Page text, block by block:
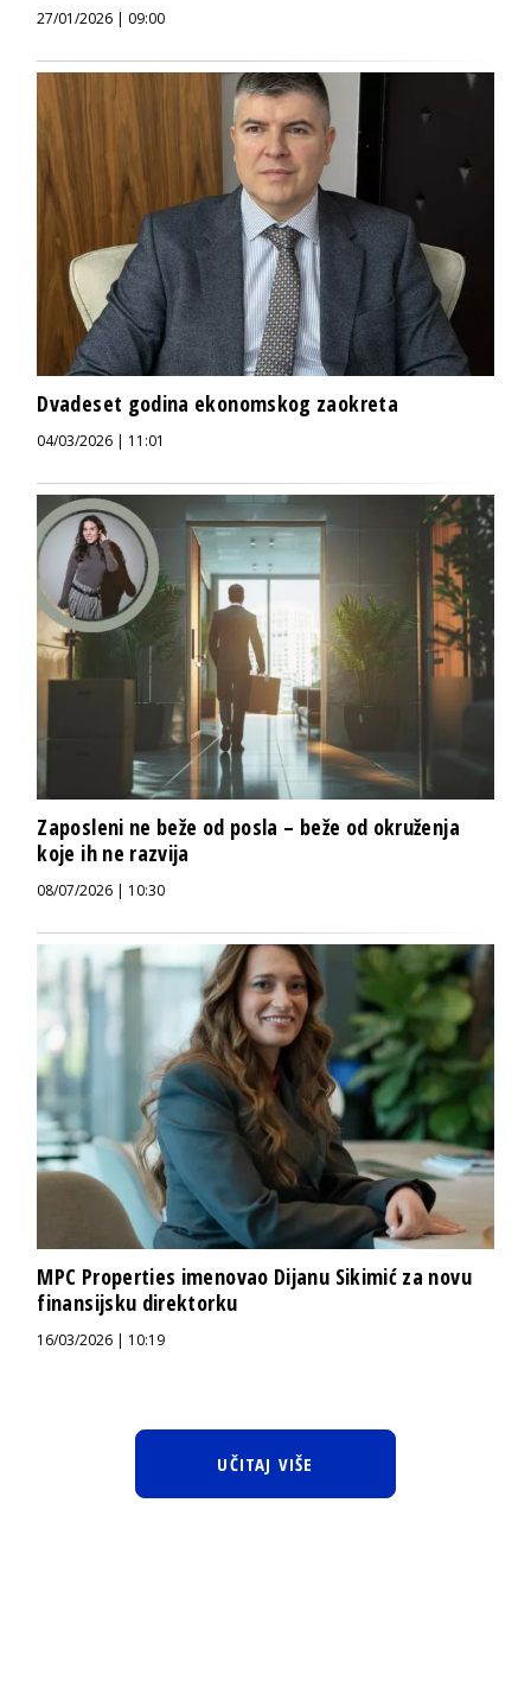
27/01/2026 | 09:00
Dvadeset godina ekonomskog zaokreta
04/03/2026 | 11:01
Zaposleni ne beže od posla – beže od okruženja
koje ih ne razvija
08/07/2026 | 10:30
MPC Properties imenovao Dijanu Sikimić za novu
finansijsku direktorku
16/03/2026 | 10:19
UČITAJ VIŠE